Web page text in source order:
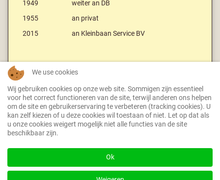
1949
weiter an DB
1955
an privat
2015
an Kleinbaan Service BV
Literaturhinweis:
Günter König: Aus der Geschichte der meterspurigen
Lokalbahnen im Raum Ludwigshafen am Rhein, Die
Museums-Eisenbahn Ausg. 1 bis 3 / 1999
Zurück zur Fahrzeugübersicht
We use cookies
Wij gebruiken cookies op onze web site. Sommigen zijn essentieel
voor het correct functioneren van de site, terwijl anderen ons helpen
om de site en gebruikerservaring te verbeteren (tracking cookies). U
kan zelf kiezen of u deze cookies wil toestaan of niet. Let op dat als
u onze cookies weigert mogelijk niet alle functies van de site
beschikbaar zijn.
Ok